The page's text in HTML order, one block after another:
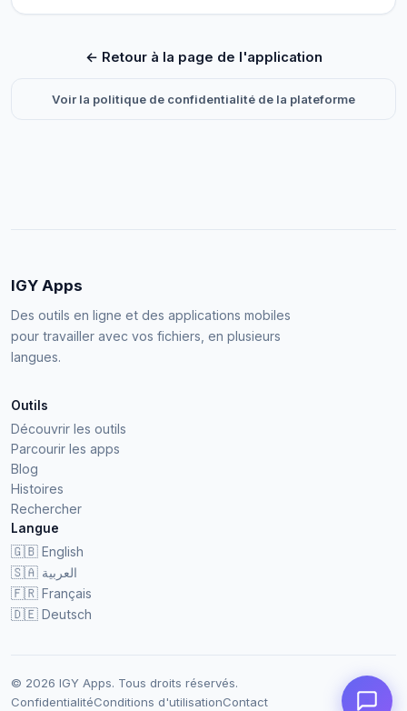
← Retour à la page de l'application
Voir la politique de confidentialité de la plateforme
IGY Apps
Des outils en ligne et des applications mobiles
pour travailler avec vos fichiers, en plusieurs
langues.
Outils
Découvrir les outils
Parcourir les apps
Blog
Histoires
Rechercher
Langue
🇬🇧 English
🇸🇦 العربية
🇫🇷 Français
🇩🇪 Deutsch
© 2026 IGY Apps. Tous droits réservés.
ConfidentialitéConditions d'utilisationContact